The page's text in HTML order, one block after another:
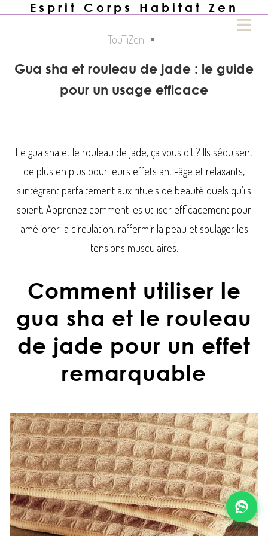
Esprit Corps Habitat Zen
Architects with a different
approach
🙏🏾
KITS
📖
TouTiZen
Gua sha et rouleau de jade : le guide
pour un usage efficace
Le gua sha et le rouleau de jade, ça vous dit ? Ils séduisent
de plus en plus pour leurs effets anti-âge et relaxants,
s'intégrant parfaitement aux rituels de beauté quels qu’ils
soient. Apprenez comment les utiliser efficacement pour
améliorer la circulation, raffermir la peau et soulager les
tensions musculaires.
Comment utiliser le
gua sha et le rouleau
de jade pour un effet
remarquable